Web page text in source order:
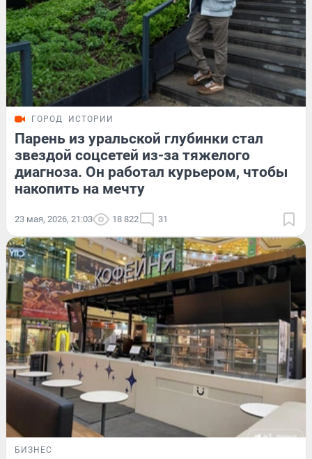
ГОРОД ИСТОРИИ
Парень из уральской глубинки стал
звездой соцсетей из-за тяжелого
диагноза. Он работал курьером, чтобы
накопить на мечту
23 мая, 2026, 21:03 18 822 31
БИЗНЕС